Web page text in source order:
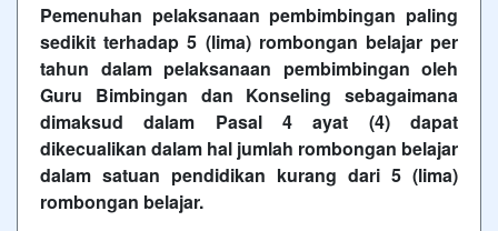
Pemenuhan pelaksanaan pembimbingan paling
sedikit terhadap 5 (lima) rombongan belajar per
tahun dalam pelaksanaan pembimbingan oleh
Guru Bimbingan dan Konseling sebagaimana
dimaksud dalam Pasal 4 ayat (4) dapat
dikecualikan dalam hal jumlah rombongan belajar
dalam satuan pendidikan kurang dari 5 (lima)
rombongan belajar.